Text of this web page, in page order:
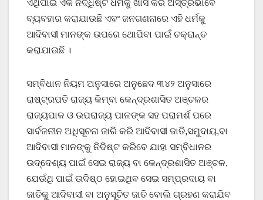
ଏଥିପାଇଁ ଏକ ନିର୍ଦ୍ଧିଷ୍ଟ ଧର୍ମକୁ ଖାସ କରି ଅସ୍ତ୍ରଭାବେ
ବ୍ୟବହାର କରାଯାଉଛି ଏବଂ ଜନଗଣନାରେ ଏହି ଧର୍ମକୁ
ଆଦିବାସୀ ମାନଙ୍କ ଉପରେ ଥୋପିବା ପାଇଁ ଚକ୍ରାନ୍ତ
କରାଯାଉଛି ।
ସମ୍ବିଧାନ ନିୟମ ଅନୁସାରେ ଅନୁଛେଦ ୩୪୨ ଅନୁସାରେ
ରାଷ୍ଟ୍ରପତି ରାଜ୍ୟ କିମ୍ବା କେନ୍ଦ୍ରଶାସିତ ଅଞ୍ଚଳର
ରାଜ୍ୟପାଳ ଓ ଉପରାଜ୍ୟ ପାଳଙ୍କ ସହ ପରାମର୍ଶ ପରେ
ସାର୍ବଜନୀନ ଅଧିସୂଚନା ଜାରି କରି ଆଦିବାସୀ ଜାତି,ସମୁଦାୟ,ବା
ଆଦିବାସୀ ମାନଙ୍କୁ ନିଦିଷ୍ଟ କରିବେ ଯାହା ସମ୍ବିଧାନର
ଉଦ୍ଦେଶ୍ୟ ପାଇଁ ସେଇ ରାଜ୍ୟ ବା କେନ୍ଦ୍ରଶାସିତ ଅଞ୍ଚଳ,
ଯେଉଁଥି ପାଇଁ ଉଦିଷ୍ଠ ହୋଇଥିବ ସେଇ ସମ୍ପ୍ରଦାୟ ବା
ଜାତିକୁ ଆଦିବାସୀ ବା ଅନୁସୂଚିତ ଜାତି ବୋଲି ଗ୍ରହଣ କରାଯିବ